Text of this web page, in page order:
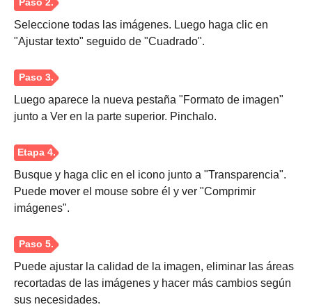
Paso 1.
Paso 2.
Paso 3.
Seleccione todas las imágenes. Luego haga clic en
"Ajustar texto" seguido de "Cuadrado".
Luego aparece la nueva pestaña "Formato de imagen"
junto a Ver en la parte superior. Pinchalo.
Busque y haga clic en el icono junto a "Transparencia".
Puede mover el mouse sobre él y ver "Comprimir
imágenes".
Puede ajustar la calidad de la imagen, eliminar las áreas
recortadas de las imágenes y hacer más cambios según
sus necesidades.